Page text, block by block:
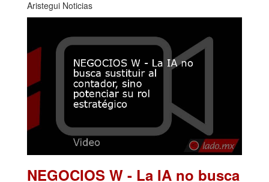
Aristegui Noticias
NEGOCIOS W - La IA no busca